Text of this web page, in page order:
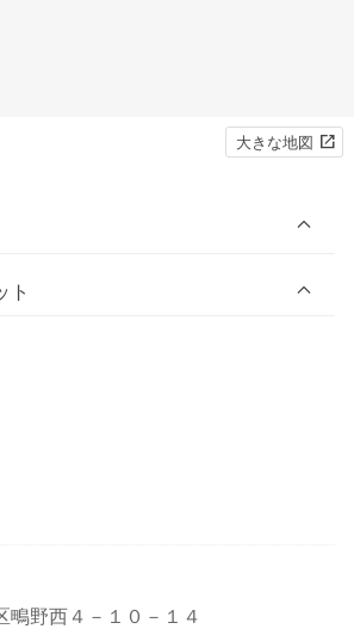
大きな地図
ト
鴫野西４－１０－１４